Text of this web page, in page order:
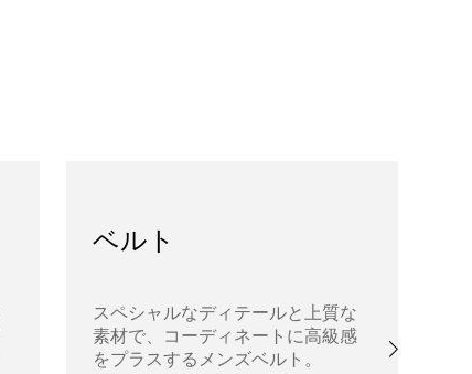
ベルト
スペシャルなディテールと上質な
素材で、コーディネートに高級感
をプラスするメンズベルト。